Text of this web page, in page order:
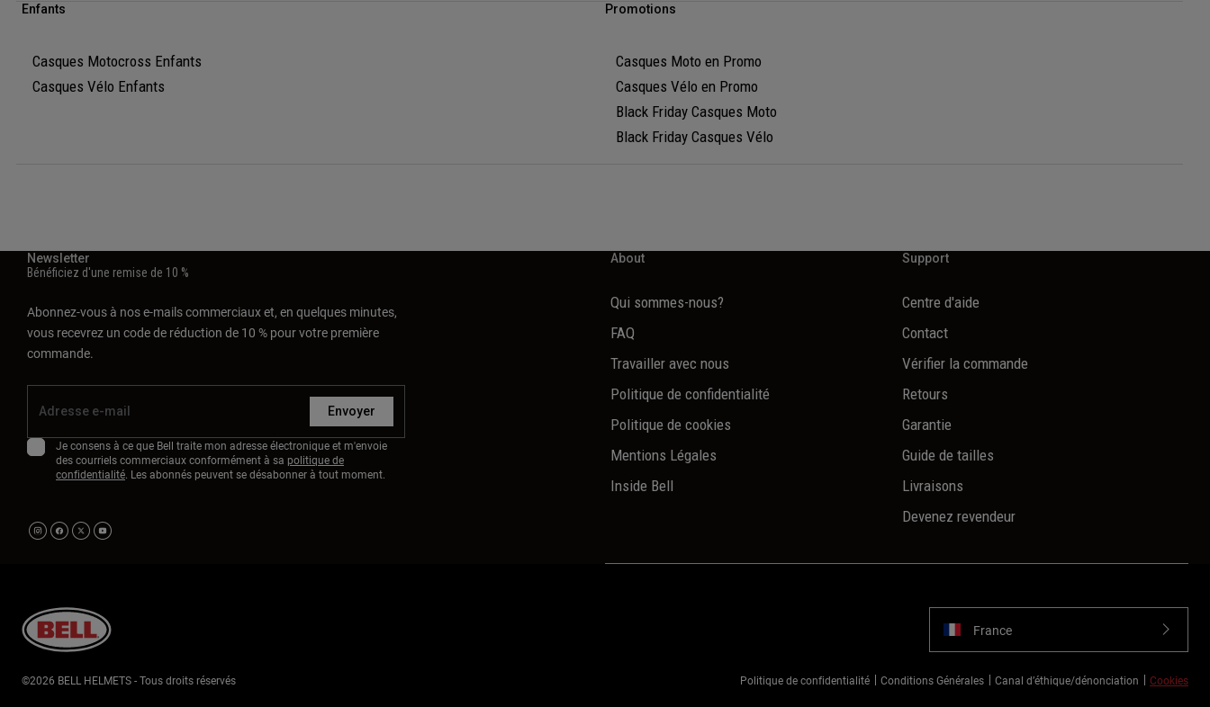
Enfants
Casques Motocross Enfants
Casques Vélo Enfants
Promotions
Casques Moto en Promo
Casques Vélo en Promo
Black Friday Casques Moto
Black Friday Casques Vélo
Newsletter
Bénéficiez d'une remise de 10 %
Abonnez-vous à nos e-mails commerciaux et, en quelques minutes,
vous recevrez un code de réduction de 10 % pour votre première
commande.
Envoyer
Je consens à ce que Bell traite mon adresse électronique et m'envoie
des courriels commerciaux conformément à sa politique de
confidentialité. Les abonnés peuvent se désabonner à tout moment.
About
Qui sommes-nous?
FAQ
Travailler avec nous
Politique de confidentialité
Politique de cookies
Mentions Légales
Inside Bell
Support
Centre d'aide
Contact
Vérifier la commande
Retours
Garantie
Guide de tailles
Livraisons
Devenez revendeur
France
Politique de confidentialité Conditions Générales Canal d’éthique/dénonciation Cookies
©2026 BELL HELMETS - Tous droits réservés